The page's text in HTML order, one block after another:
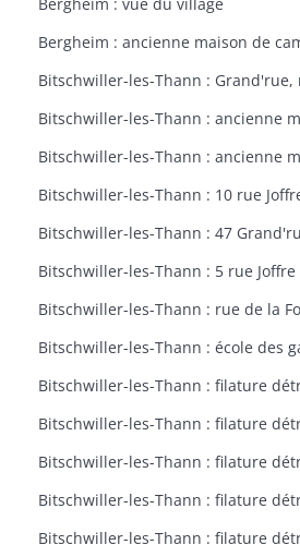
Bitschwiller-les-Thann : rue de la
Bitschwiller-les-Thann : filature
Bitschwiller-les-Thann : filature
Bitschwiller-les-Thann : filature
Bitschwiller-les-Thann : filature
Bitschwiller-les-Thann : filature